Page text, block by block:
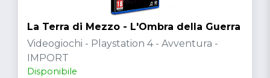
La Terra di Mezzo - L'Ombra della Guerra
Videogiochi - Playstation 4 - Avventura -
IMPORT
Disponibile